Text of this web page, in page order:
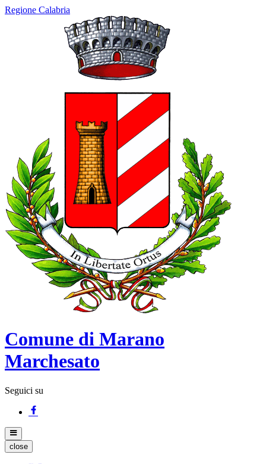
Regione Calabria
Comune di Marano
Marchesato
Seguici su
close